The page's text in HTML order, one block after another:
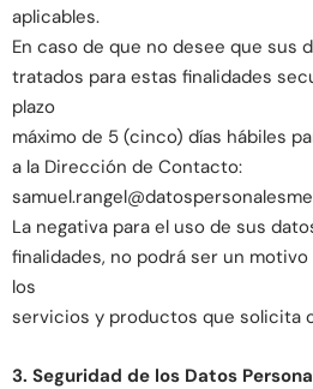
aplicables.
En caso de que no desee que sus
tratados para estas finalidades
plazo
máximo de 5 (cinco) días hábiles
a la Dirección de Contacto:
La negativa para el uso de sus
finalidades, no podrá ser un
los
servicios y productos que solicita
3. Seguridad de los Datos